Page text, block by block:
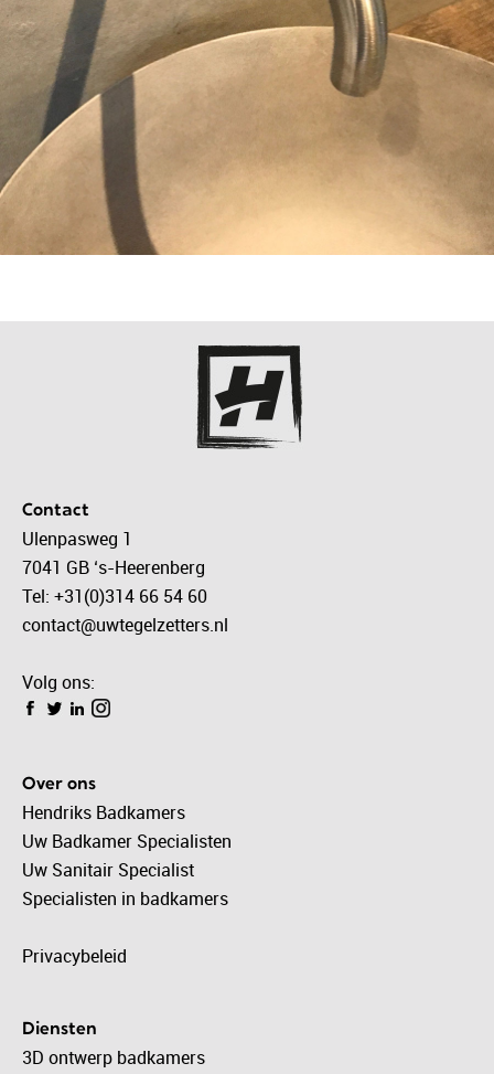
Contact
Ulenpasweg 1
7041 GB ‘s-Heerenberg
Tel: +31(0)314 66 54 60
contact@uwtegelzetters.nl
Volg ons:
Over ons
Hendriks Badkamers
Uw Badkamer Specialisten
Uw Sanitair Specialist
Specialisten in badkamers
Privacybeleid
Diensten
3D ontwerp badkamers